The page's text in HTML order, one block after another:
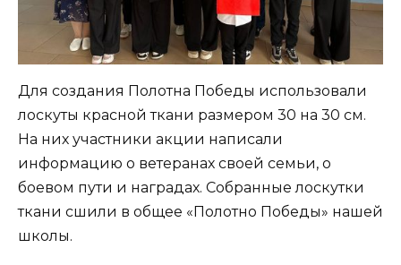
Для создания Полотна Победы использовали
лоскуты красной ткани размером 30 на 30 см.
На них участники акции написали
информацию о ветеранах своей семьи, о
боевом пути и наградах. Собранные лоскутки
ткани сшили в общее «Полотно Победы» нашей
школы.